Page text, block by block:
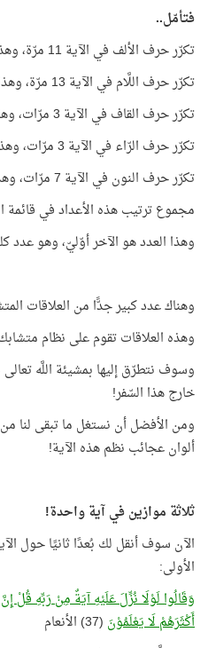
فتأمّل..
تكرّر حرف الألف في الآية 11 مرّة، وهذا العدد أوّليّ ترتيبه رقم 5
تكرّر حرف اللَّام في الآية 13 مرّة، وهذا العدد أوّليّ ترتيبه رقم 6
تكرّر حرف القاف في الآية 3 مرّات، وهذا العدد أوّليّ ترتيبه رقم 2
تكرّر حرف الرّاء في الآية 3 مرّات، وهذا العدد أوّليّ ترتيبه رقم 2
تكرّر حرف النون في الآية 7 مرّات، وهذا العدد أوّليّ ترتيبه رقم 4
مجموع ترتيب هذه الأعداد في قائمة
وهذا العدد هو الآخر أوّليّ، وهو عدد
وهناك عدد كبير جدًّا من العلاقات
وهذه العلاقات تقوم على نظام
وسوف نتطرّق إليها بمشيئة اللَّه
خارج هذا السّفر!
ومن الأفضل أن نستغل ما تبقى لنا
ألوان عجائب نظم هذه الآية!
ثلاثة موازين في آية واحدة!
الآن سوف أنقل لك بُعدًا ثانيًا حول
الأولى:
وَقَالُوا لَوْلَا نُزِّلَ عَلَيْهِ آيَةٌ مِنْ رَبِّهِ قُلْ إِنَّ
أَكْثَرَهُمْ لَا يَعْلَمُوْنَ (37) الأنعام